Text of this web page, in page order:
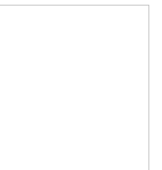
17 hnědá
do 3 - 8 dní